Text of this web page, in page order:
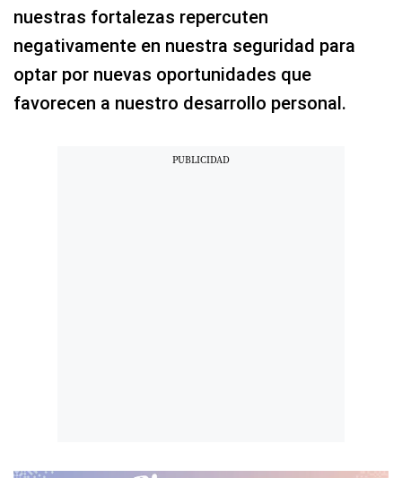
nuestras fortalezas repercuten
negativamente en nuestra seguridad para
optar por nuevas oportunidades que
favorecen a nuestro desarrollo personal.